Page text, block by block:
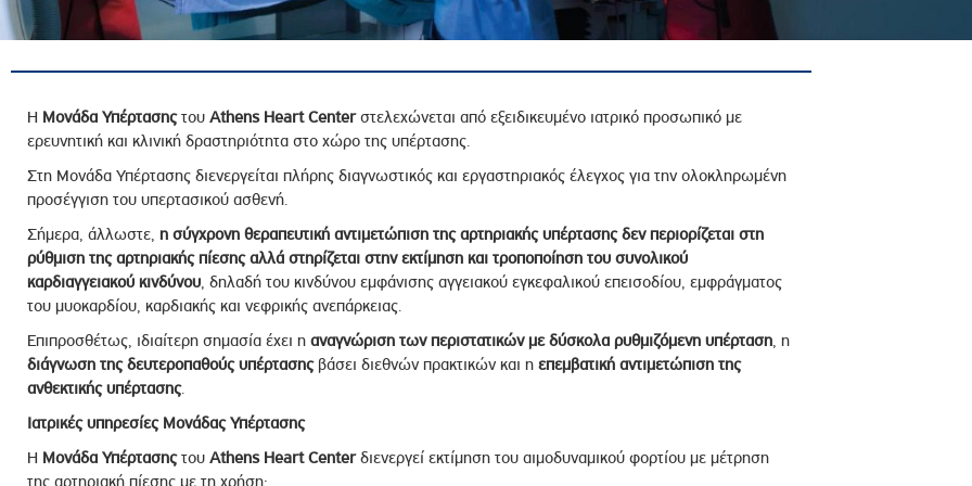
Στελεχών και Συνεργατών
- Υποψηφιοτήτων
Ελέγχου
Κανονισμός Λειτουργίας
2023
2024
Τρίτων Μερών
και Προαγωγής των Δικαιωμάτων των
Η Μονάδα Υπέρτασηςτου Athens Heart Centerστελεχώνεται από εξειδικευμένο ιατρικό προσωπικό με
ερευνητική και κλινική δραστηριότητα στο χώρο της υπέρτασης.
Στη Μονάδα Υπέρτασης διενεργείται πλήρης διαγνωστικός και εργαστηριακός έλεγχος για την ολοκληρωμένη
προσέγγιση του υπερτασικού ασθενή.
Σήμερα, άλλωστε, η σύγχρονη θεραπευτική αντιμετώπιση της αρτηριακής υπέρτασης δεν περιορίζεται στη
ρύθμιση της αρτηριακής πίεσης αλλά στηρίζεται στην εκτίμηση και τροποποίηση του συνολικού
καρδιαγγειακού κινδύνου, δηλαδή του κινδύνου εμφάνισης αγγειακού εγκεφαλικού επεισοδίου, εμφράγματος
του μυοκαρδίου, καρδιακής και νεφρικής ανεπάρκειας.
Επιπροσθέτως, ιδιαίτερη σημασία έχει η αναγνώριση των περιστατικών με δύσκολα ρυθμιζόμενη υπέρταση, η
διάγνωση της δευτεροπαθούς υπέρτασηςβάσει διεθνών πρακτικών και η επεμβατική αντιμετώπιση της
ανθεκτικής υπέρτασης.
Ιατρικές υπηρεσίες ΜονάδαςΥπέρτασης
Η Μονάδα Υπέρτασηςτου Athens Heart Centerδιενεργεί εκτίμηση του αιμοδυναμικού φορτίου με μέτρηση
της αρτηριακή πίεσης με τη χρήση: